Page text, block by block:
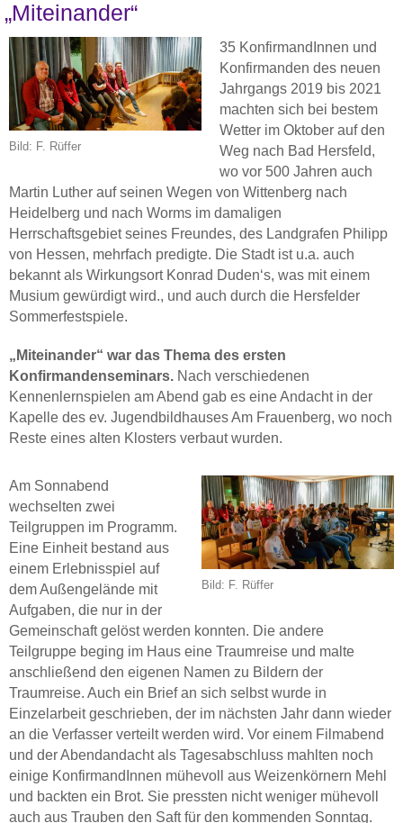
„Miteinander“
Bild: F. Rüffer
35 KonfirmandInnen und
Konfirmanden des neuen
Jahrgangs 2019 bis 2021
machten sich bei bestem
Wetter im Oktober auf den
Weg nach Bad Hersfeld,
wo vor 500 Jahren auch
Martin Luther auf seinen Wegen von Wittenberg nach
Heidelberg und nach Worms im damaligen
Herrschaftsgebiet seines Freundes, des Landgrafen Philipp
von Hessen, mehrfach predigte. Die Stadt ist u.a. auch
bekannt als Wirkungsort Konrad Duden‘s, was mit einem
Musium gewürdigt wird., und auch durch die Hersfelder
Sommerfestspiele.
„Miteinander“ war das Thema des ersten
Konfirmandenseminars. Nach verschiedenen
Kennenlernspielen am Abend gab es eine Andacht in der
Kapelle des ev. Jugendbildhauses Am Frauenberg, wo noch
Reste eines alten Klosters verbaut wurden.
Bild: F. Rüffer
Am Sonnabend
wechselten zwei
Teilgruppen im Programm.
Eine Einheit bestand aus
einem Erlebnisspiel auf
dem Außengelände mit
Aufgaben, die nur in der
Gemeinschaft gelöst werden konnten. Die andere
Teilgruppe beging im Haus eine Traumreise und malte
anschließend den eigenen Namen zu Bildern der
Traumreise. Auch ein Brief an sich selbst wurde in
Einzelarbeit geschrieben, der im nächsten Jahr dann wieder
an die Verfasser verteilt werden wird. Vor einem Filmabend
und der Abendandacht als Tagesabschluss mahlten noch
einige KonfirmandInnen mühevoll aus Weizenkörnern Mehl
und backten ein Brot. Sie pressten nicht weniger mühevoll
auch aus Trauben den Saft für den kommenden Sonntag.